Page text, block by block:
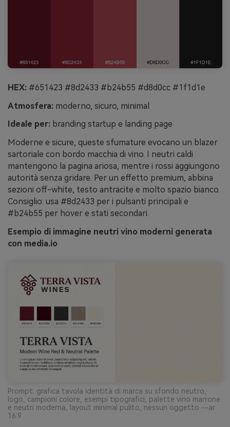
HEX: #651423 #8d2433 #b24b55 #d8d0cc #1f1d1e
Atmosfera: moderno, sicuro, minimal
Ideale per: branding startup e landing page
Moderne e sicure, queste sfumature evocano un blazer
sartoriale con bordo macchia di vino. I neutri caldi
mantengono la pagina ariosa, mentre i rossi aggiungono
autorità senza gridare. Per un effetto premium, abbina
sezioni off-white, testo antracite e molto spazio bianco.
Consiglio: usa #8d2433 per i pulsanti principali e
#b24b55 per hover e stati secondari.
Esempio di immagine neutri vino moderni generata
con media.io
Prompt: grafica tavola identità di marca su sfondo neutro,
logo, campioni colore, esempi tipografici, palette vino marrone
e neutri moderna, layout minimal pulito, nessun oggetto --ar
16:9